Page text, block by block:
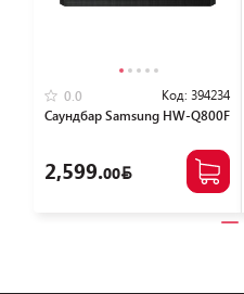
0.0 Код: 394234
Саундбар Samsung HW-Q800F
2,599.00